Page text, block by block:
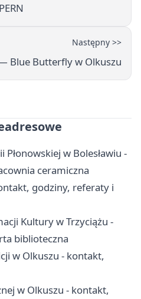
Następny >>
Blue Butterfly w Olkuszu
w Bolesławiu -
ceramiczna
godziny, referaty i
Kultury w Trzyciążu -
biblioteczna
w Olkuszu - kontakt,
w Olkuszu - kontakt,